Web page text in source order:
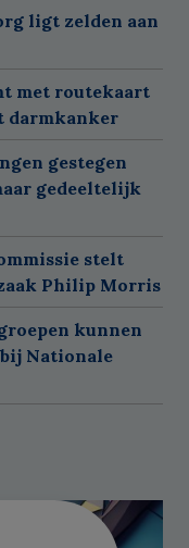
ligt zelden aan
met routekaart
darmkanker
gestegen
gedeeltelijk
stelt
Philip Morris
kunnen
Nationale